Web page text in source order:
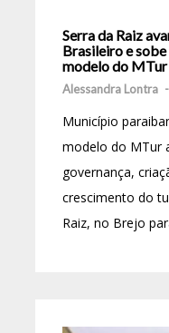
Serra da Raiz
Brasileiro e
modelo do MTur
Alessandra Lontra -
Município
modelo do MTur
governança,
crescimento do
Raiz, no Brejo